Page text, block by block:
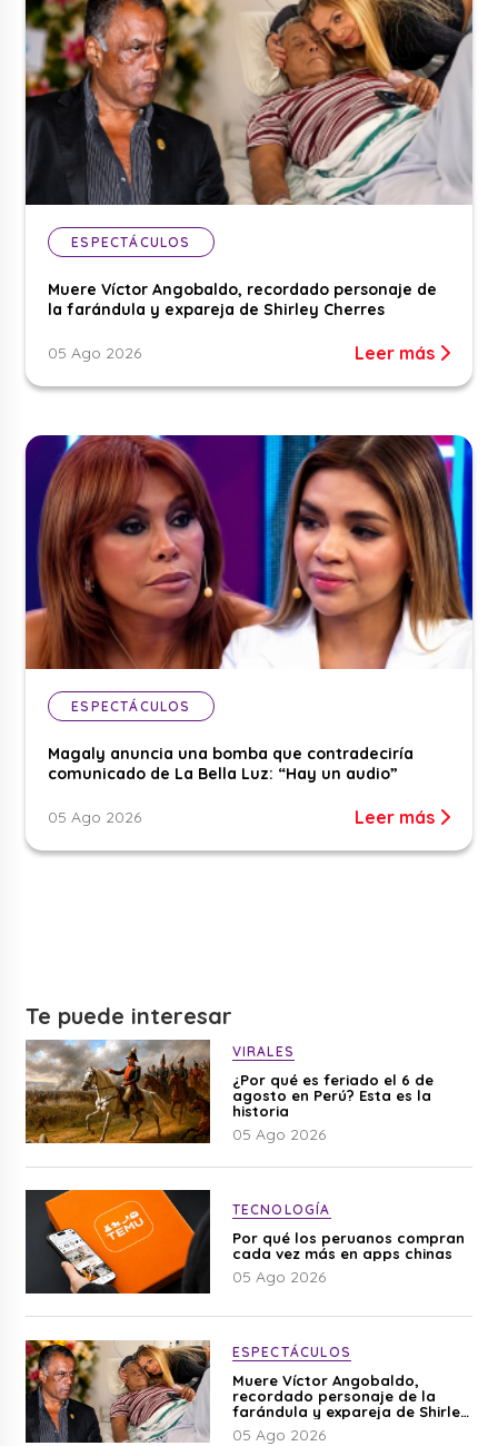
ESPECTÁCULOS
Muere Víctor Angobaldo, recordado personaje de
la farándula y expareja de Shirley Cherres
05 Ago 2026 Leer más
ESPECTÁCULOS
Magaly anuncia una bomba que contradeciría
comunicado de La Bella Luz: “Hay un audio”
05 Ago 2026 Leer más
Te puede interesar
VIRALES
¿Por qué es feriado el 6 de
agosto en Perú? Esta es la
historia
05 Ago 2026
TECNOLOGÍA
Por qué los peruanos compran
cada vez más en apps chinas
05 Ago 2026
ESPECTÁCULOS
Muere Víctor Angobaldo,
recordado personaje de la
farándula y expareja de Shirley
Cherres
05 Ago 2026